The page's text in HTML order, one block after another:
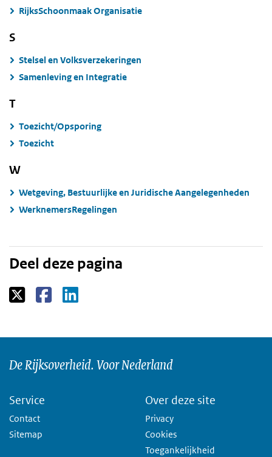
RijksSchoonmaak Organisatie
S
Stelsel en Volksverzekeringen
Samenleving en Integratie
T
Toezicht/Opsporing
Toezicht
W
Wetgeving, Bestuurlijke en Juridische Aangelegenheden
WerknemersRegelingen
Deel deze pagina
De Rijksoverheid. Voor Nederland
Service
Contact
Sitemap
Over deze site
Privacy
Cookies
Toegankelijkheid